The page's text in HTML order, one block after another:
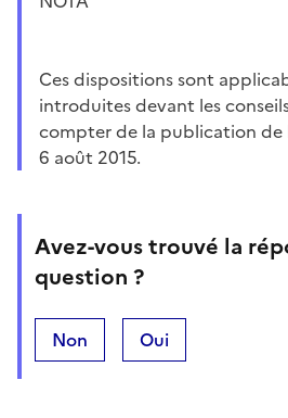
Ces dispositions sont
introduites devant les
compter de la publication de
6 août 2015.
Avez-vous trouvé la
question ?
Non Oui